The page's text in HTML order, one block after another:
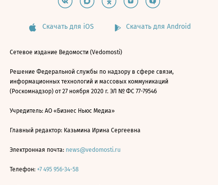
Скачать для iOS Скачать для Android
Сетевое издание Ведомости (Vedomosti)
Решение Федеральной службы по надзору в сфере связи,
информационных технологий и массовых коммуникаций
(Роскомнадзор) от 27 ноября 2020 г. ЭЛ № ФС 77-79546
Учредитель: АО «Бизнес Ньюс Медиа»
Главный редактор: Казьмина Ирина Сергеевна
Электронная почта: news@vedomosti.ru
Телефон: +7 495 956-34-58